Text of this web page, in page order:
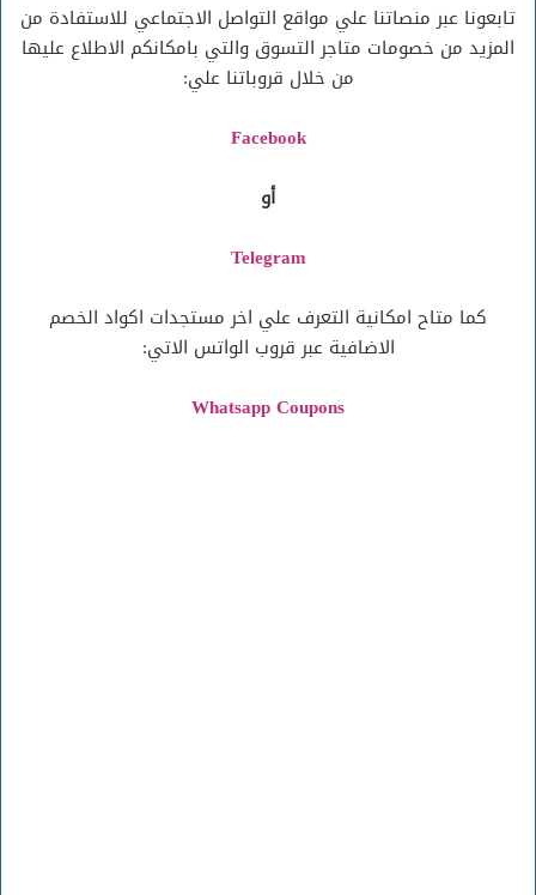
تابعونا عبر منصاتنا علي مواقع التواصل الاجتماعي للاستفادة من
المزيد من خصومات متاجر التسوق والتي بامكانكم الاطلاع عليها
من خلال قروباتنا علي:
Facebook
أو
Telegram
كما متاح امكانية التعرف علي اخر مستجدات اكواد الخصم
الاضافية عبر قروب الواتس الاتي:
Whatsapp Coupons